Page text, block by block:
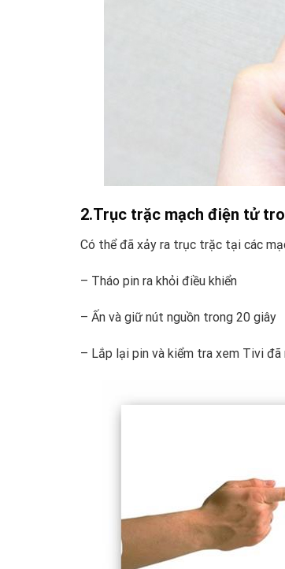
2.Trục trặc mạch điện tử
Có thể đã xảy ra trục trặc tại các
– Tháo pin ra khỏi điều khiển
– Ấn và giữ nút nguồn trong 20 giây
– Lắp lại pin và kiểm tra xem Tivi đã